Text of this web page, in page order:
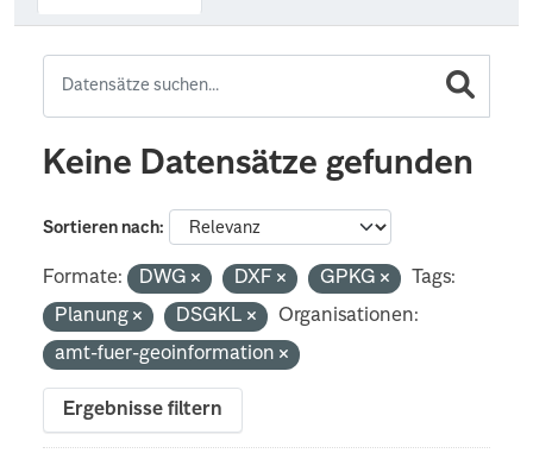
Keine Datensätze gefunden
Sortieren nach
Formate: DWG DXF GPKG
Tags:
Planung
DSGKL
Organisationen:
amt-fuer-geoinformation
Ergebnisse filtern